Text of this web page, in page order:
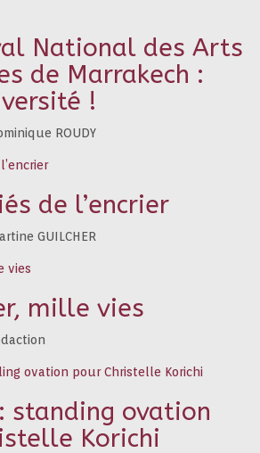
National des Arts
de Marrakech :
!
ROUDY
de l’encrier
GUILCHER
mille vies
standing ovation
Korichi